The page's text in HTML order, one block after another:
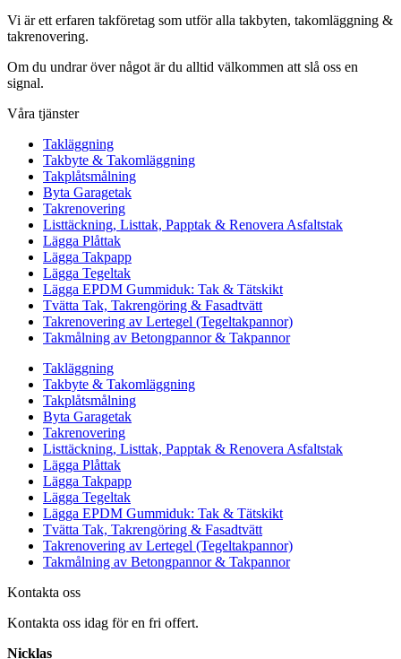
Vi är ett erfaren takföretag som utför alla takbyten, takomläggning &
takrenovering.
Om du undrar över något är du alltid välkommen att slå oss en
signal.
Våra tjänster
Takläggning
Takbyte & Takomläggning
Takplåtsmålning
Byta Garagetak
Takrenovering
Listtäckning, Listtak, Papptak & Renovera Asfaltstak
Lägga Plåttak
Lägga Takpapp
Lägga Tegeltak
Lägga EPDM Gummiduk: Tak & Tätskikt
Tvätta Tak, Takrengöring & Fasadtvätt
Takrenovering av Lertegel (Tegeltakpannor)
Takmålning av Betongpannor & Takpannor
Takläggning
Takbyte & Takomläggning
Takplåtsmålning
Byta Garagetak
Takrenovering
Listtäckning, Listtak, Papptak & Renovera Asfaltstak
Lägga Plåttak
Lägga Takpapp
Lägga Tegeltak
Lägga EPDM Gummiduk: Tak & Tätskikt
Tvätta Tak, Takrengöring & Fasadtvätt
Takrenovering av Lertegel (Tegeltakpannor)
Takmålning av Betongpannor & Takpannor
Kontakta oss
Kontakta oss idag för en fri offert.
Nicklas